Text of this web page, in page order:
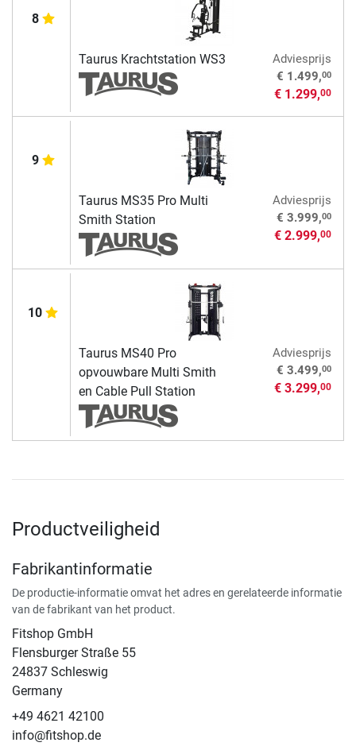
8
Taurus Krachtstation WS3
Adviesprijs
€ 1.499,00
€ 1.299,00
9
Taurus MS35 Pro Multi
Smith Station
Adviesprijs
€ 3.999,00
€ 2.999,00
10
Taurus MS40 Pro
opvouwbare Multi Smith
en Cable Pull Station
Adviesprijs
€ 3.499,00
€ 3.299,00
Productveiligheid
Fabrikantinformatie
De productie-informatie omvat het adres en gerelateerde informatie
van de fabrikant van het product.
Fitshop GmbH
Flensburger Straße 55
24837 Schleswig
Germany
+49 4621 42100
info@fitshop.de